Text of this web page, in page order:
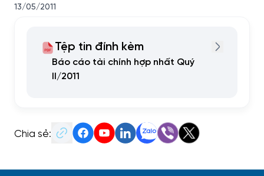
13/05/2011
Tệp tin đính kèm
Báo cáo tài chính hợp nhất Quý
II/2011
Chia sẻ: